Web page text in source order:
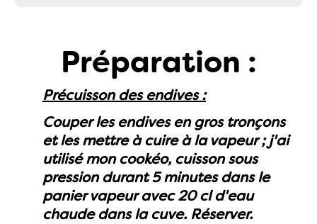
Préparation :
Précuisson des endives :
Couper les endives en gros tronçons
et les mettre à cuire à la vapeur ; j'ai
utilisé mon cookéo, cuisson sous
pression durant 5 minutes dans le
panier vapeur avec 20 cl d'eau
chaude dans la cuve. Réserver.